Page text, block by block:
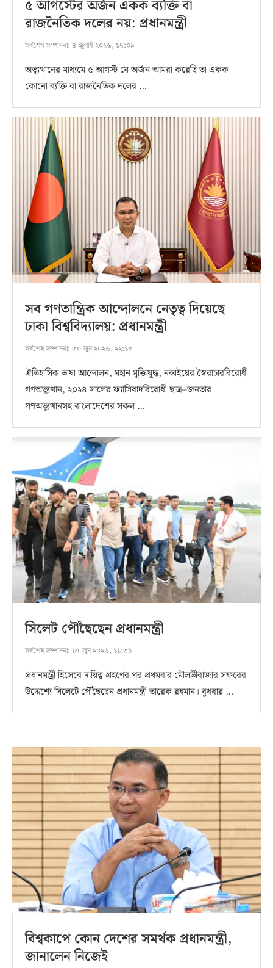
৫ আগস্টের অর্জন একক ব্যক্তি বা
রাজনৈতিক দলের নয়: প্রধানমন্ত্রী
সর্বশেষ সম্পাদনা: ৪ জুলাই ২০২৬, ১৭:০৯
অভ্যুত্থানের মাধ্যমে ৫ আগস্ট যে অর্জন আমরা করেছি তা একক
কোনো ব্যক্তি বা রাজনৈতিক দলের …
সব গণতান্ত্রিক আন্দোলনে নেতৃত্ব দিয়েছে
ঢাকা বিশ্ববিদ্যালয়: প্রধানমন্ত্রী
সর্বশেষ সম্পাদনা: ৩০ জুন ২০২৬, ২২:১৩
ঐতিহাসিক ভাষা আন্দোলন, মহান মুক্তিযুদ্ধ, নব্বইয়ের স্বৈরাচারবিরোধী
গণঅভ্যুত্থান, ২০২৪ সালের ফ্যাসিবাদবিরোধী ছাত্র–জনতার
গণঅভ্যুত্থানসহ বাংলাদেশের সকল …
সিলেট পৌঁছেছেন প্রধানমন্ত্রী
সর্বশেষ সম্পাদনা: ১৭ জুন ২০২৬, ১১:৩৯
প্রধানমন্ত্রী হিসেবে দায়িত্ব গ্রহণের পর প্রথমবার মৌলভীবাজার সফরের
উদ্দেশ্যে সিলেটে পৌঁছেছেন প্রধানমন্ত্রী তারেক রহমান। বুধবার …
বিশ্বকাপে কোন দেশের সমর্থক প্রধানমন্ত্রী,
জানালেন নিজেই